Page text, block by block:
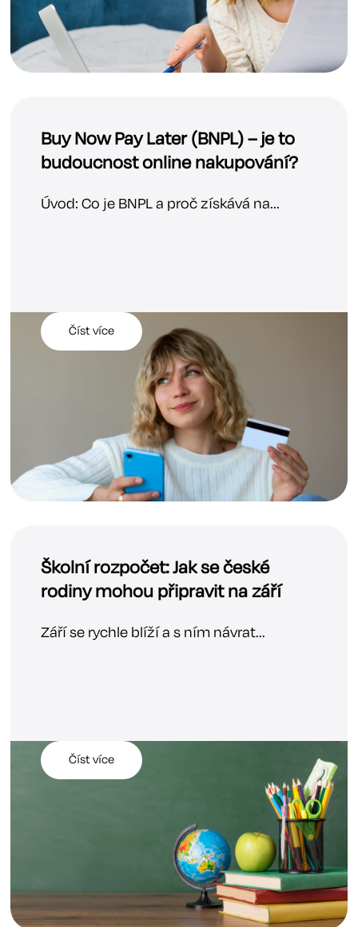
Buy Now Pay Later (BNPL) – je to
budoucnost online nakupování?
Úvod: Co je BNPL a proč získává na...
Číst více
Školní rozpočet: Jak se české
rodiny mohou připravit na září
Září se rychle blíží a s ním návrat...
Číst více